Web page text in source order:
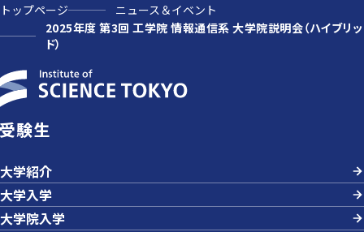
トップページ
ニュース＆イベント
2025年度 第3回 工学院 情報通信系 大学院説明会（ハイブリッ
ド）
受験生
大学紹介
大学入学
大学院入学